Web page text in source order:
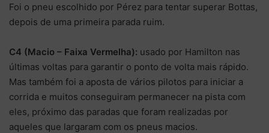
Foi o pneu escolhido por Pérez para tentar superar Bottas,
depois de uma primeira parada ruim.
C4 (Macio – Faixa Vermelha): usado por Hamilton nas
últimas voltas para garantir o ponto de volta mais rápido.
Mas também foi a aposta de vários pilotos para iniciar a
corrida e muitos conseguiram permanecer na pista com
eles, próximo das paradas que foram realizadas por
aqueles que largaram com os pneus macios.